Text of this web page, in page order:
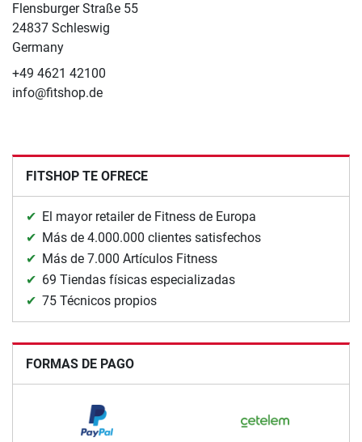
Flensburger Straße 55
24837 Schleswig
Germany
+49 4621 42100
info@fitshop.de
FITSHOP TE OFRECE
El mayor retailer de Fitness de Europa
Más de 4.000.000 clientes satisfechos
Más de 7.000 Artículos Fitness
69 Tiendas físicas especializadas
75 Técnicos propios
FORMAS DE PAGO